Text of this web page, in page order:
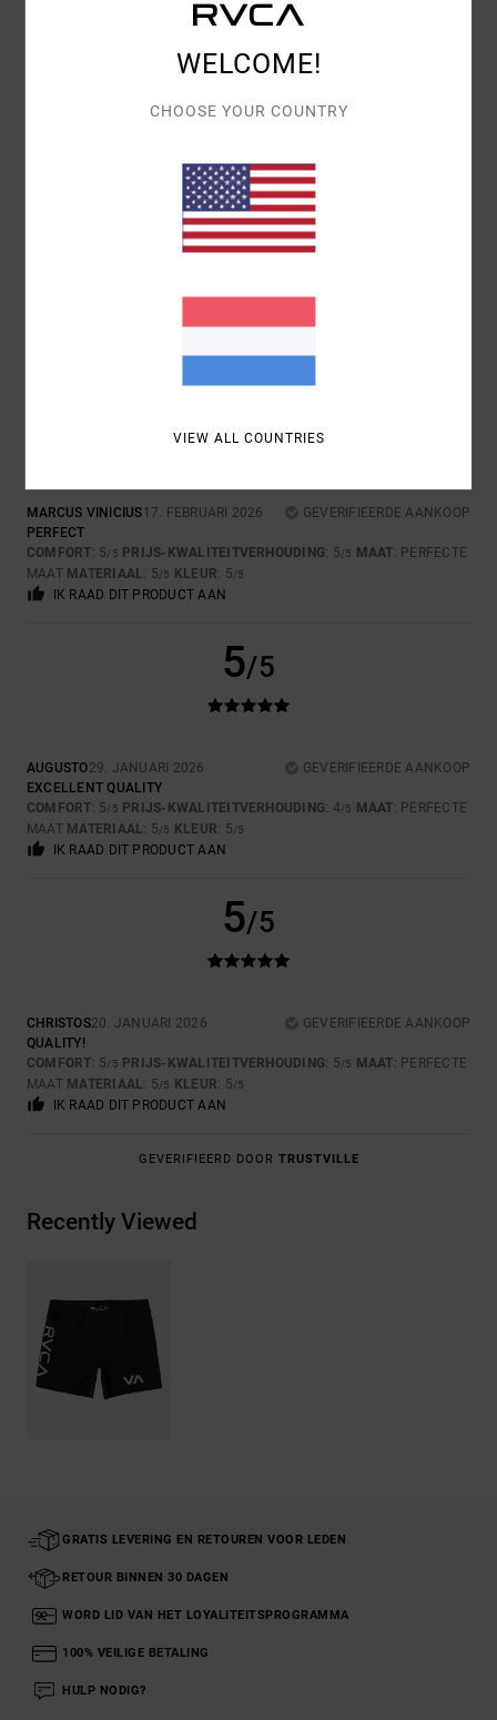
5.0
4.7
TE GROOT
MATERIAAL
MARCUS VINICIUS17. FEBRUARI 2026
GEVERIFIEERDE AANKOOP
PERFECT
COMFORT: 5/5 PRIJS-KWALITEITVERHOUDING: 5/5 MAAT: PERFECTE
MAAT MATERIAAL: 5/5 KLEUR: 5/5
IK RAAD DIT PRODUCT AAN
5/5
AUGUSTO29. JANUARI 2026
GEVERIFIEERDE AANKOOP
EXCELLENT QUALITY
COMFORT: 5/5 PRIJS-KWALITEITVERHOUDING: 4/5 MAAT: PERFECTE
MAAT MATERIAAL: 5/5 KLEUR: 5/5
IK RAAD DIT PRODUCT AAN
5/5
CHRISTOS20. JANUARI 2026
GEVERIFIEERDE AANKOOP
QUALITY!
COMFORT: 5/5 PRIJS-KWALITEITVERHOUDING: 5/5 MAAT: PERFECTE
MAAT MATERIAAL: 5/5 KLEUR: 5/5
IK RAAD DIT PRODUCT AAN
GEVERIFIEERD DOOR TRUSTVILLE
Recently Viewed
GRATIS LEVERING EN RETOUREN VOOR LEDEN
RETOUR BINNEN 30 DAGEN
WORD LID VAN HET LOYALITEITSPROGRAMMA
100% VEILIGE BETALING
HULP NODIG?
WELCOME!
CHOOSE YOUR COUNTRY
VIEW ALL COUNTRIES